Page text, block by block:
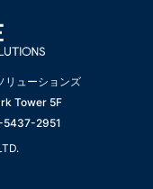
リューションズ
Tower 5F
2951